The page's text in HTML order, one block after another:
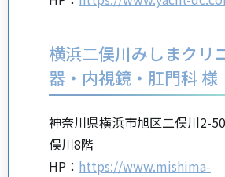
横浜二俣川みしまクリ
器・内視鏡・肛門科 様
神奈川県横浜市旭区二俣川2-
俣川8階
HP： https://www.mishima-